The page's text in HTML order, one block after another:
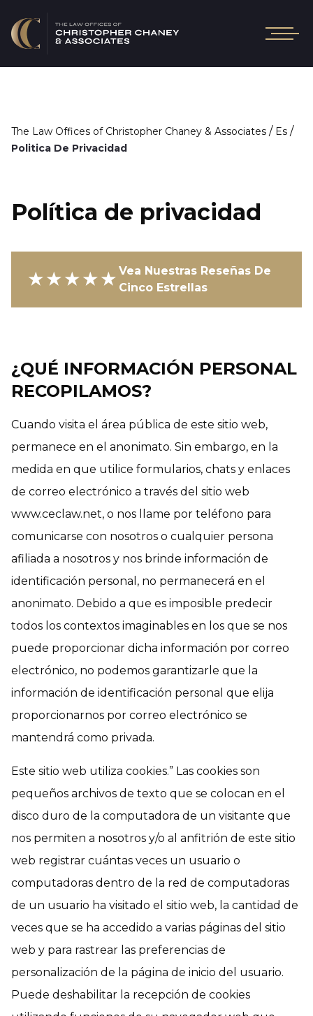
The Law Offices of Christopher Chaney & Associates / Es /
Politica De Privacidad
Política de privacidad
★★★★★ Vea Nuestras Reseñas De
Cinco Estrellas
¿QUÉ INFORMACIÓN PERSONAL
RECOPILAMOS?
Cuando visita el área pública de este sitio web,
permanece en el anonimato. Sin embargo, en la
medida en que utilice formularios, chats y enlaces
de correo electrónico a través del sitio web
www.ceclaw.net, o nos llame por teléfono para
comunicarse con nosotros o cualquier persona
afiliada a nosotros y nos brinde información de
identificación personal, no permanecerá en el
anonimato. Debido a que es imposible predecir
todos los contextos imaginables en los que se nos
puede proporcionar dicha información por correo
electrónico, no podemos garantizarle que la
información de identificación personal que elija
proporcionarnos por correo electrónico se
mantendrá como privada.
Este sitio web utiliza cookies.” Las cookies son
pequeños archivos de texto que se colocan en el
disco duro de la computadora de un visitante que
nos permiten a nosotros y/o al anfitrión de este sitio
web registrar cuántas veces un usuario o
computadoras dentro de la red de computadoras
de un usuario ha visitado el sitio web, la cantidad de
veces que se ha accedido a varias páginas del sitio
web y para rastrear las preferencias de
personalización de la página de inicio del usuario.
Puede deshabilitar la recepción de cookies